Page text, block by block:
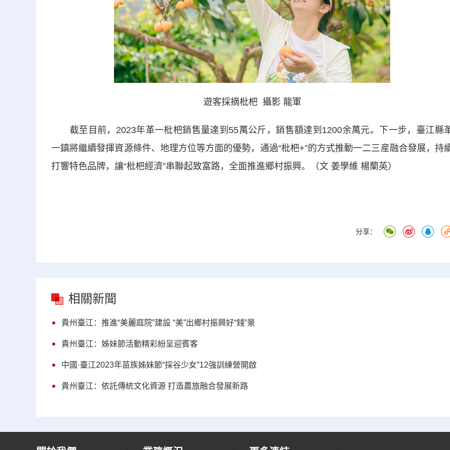
遊客採摘枇杷 攝影 龍軍
截至目前，2023年革一枇杷銷售量達到55萬公斤，銷售額達到1200余萬元。下一步，臺江縣
一鎮將繼續發揮資源條件、地理方位等方面的優勢，通過“枇杷+”的方式推動一二三産融合發展，持
打響特色品牌，讓“枇杷經濟”串聯起致富路，全面推進鄉村振興。（文 姜學維 楊蘭英）
分享：
相關新聞
貴州臺江：推進“美麗庭院”建設 “美”出鄉村振興好“錢”景
貴州臺江：姊妹節活動精彩紛呈迎賓客
中國·臺江2023年苗族姊妹節“採谷少女”12強訓練營開啟
貴州臺江：依託傳統文化資源 打造農旅融合發展新路